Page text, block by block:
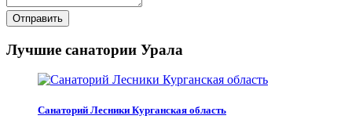
Отправить
Лучшие санатории Урала
Санаторий Лесники Курганская область